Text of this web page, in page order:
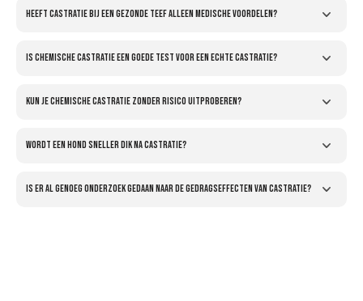
Heeft castratie bij een gezonde teef alleen medische voordelen?
Is chemische castratie een goede test voor een echte castratie?
Kun je chemische castratie zonder risico uitproberen?
Wordt een hond sneller dik na castratie?
Is er al genoeg onderzoek gedaan naar de gedragseffecten van castratie?